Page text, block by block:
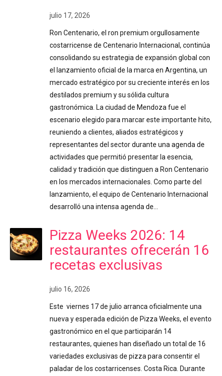
julio 17, 2026
Ron Centenario, el ron premium orgullosamente
costarricense de Centenario Internacional, continúa
consolidando su estrategia de expansión global con
el lanzamiento oficial de la marca en Argentina, un
mercado estratégico por su creciente interés en los
destilados premium y su sólida cultura
gastronómica. La ciudad de Mendoza fue el
escenario elegido para marcar este importante hito,
reuniendo a clientes, aliados estratégicos y
representantes del sector durante una agenda de
actividades que permitió presentar la esencia,
calidad y tradición que distinguen a Ron Centenario
en los mercados internacionales. Como parte del
lanzamiento, el equipo de Centenario Internacional
desarrolló una intensa agenda de…
Pizza Weeks 2026: 14
restaurantes ofrecerán 16
recetas exclusivas
julio 16, 2026
Este viernes 17 de julio arranca oficialmente una
nueva y esperada edición de Pizza Weeks, el evento
gastronómico en el que participarán 14
restaurantes, quienes han diseñado un total de 16
variedades exclusivas de pizza para consentir el
paladar de los costarricenses. Costa Rica. Durante